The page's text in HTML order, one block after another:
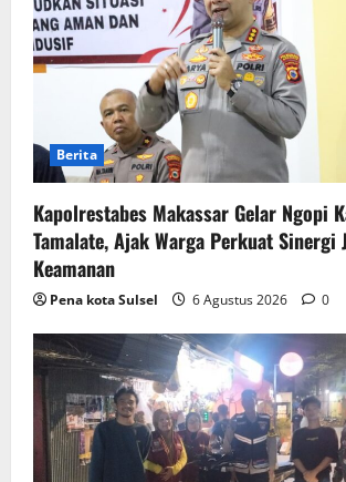
Berita
Kapolrestabes Makassar Gelar Ngopi
Tamalate, Ajak Warga Perkuat Sinergi
Keamanan
Pena kota Sulsel 6 Agustus 2026 0